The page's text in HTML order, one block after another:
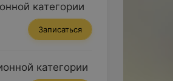
категории
Записаться
категории